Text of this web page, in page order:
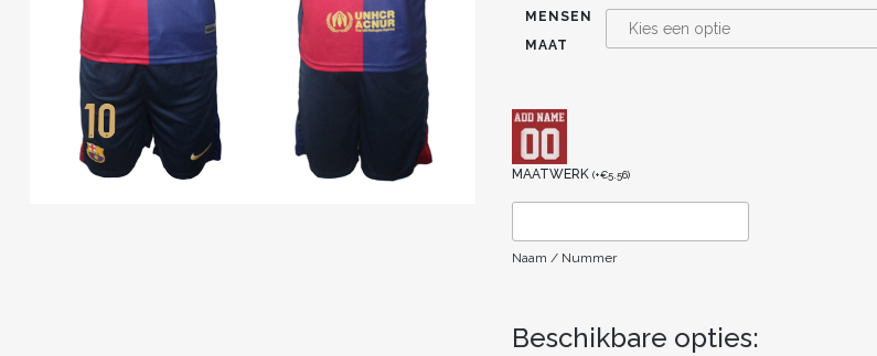
MENSEN
MAAT
MAATWERK(+€5.56)
Naam / Nummer
Beschikbare opties: